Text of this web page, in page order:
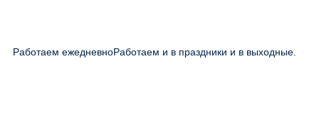
Работаем ежедневноРаботаем и в праздники и в выходные.